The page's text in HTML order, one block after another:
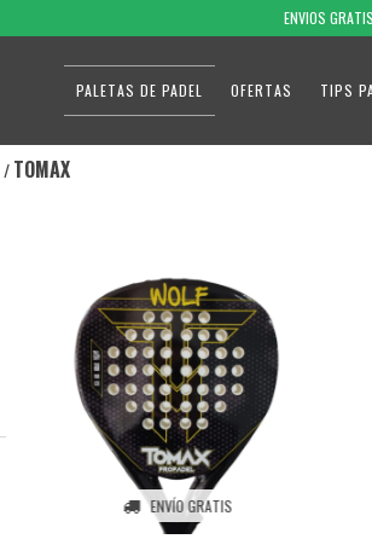
ENVIOS
PALETAS DE PADEL OFERTAS TIPS
/TOMAX
ENVÍO GRATIS